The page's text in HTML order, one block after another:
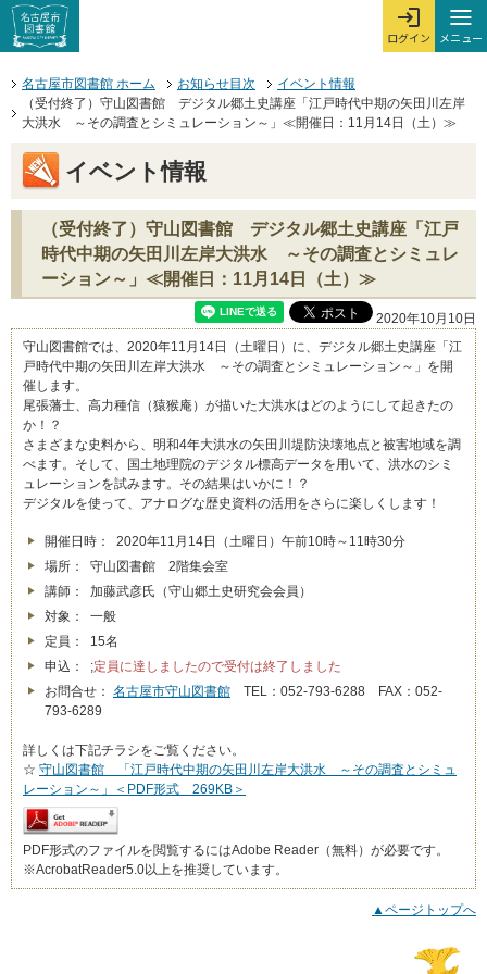
ページの先頭です。
本文へジャンプする。
ここからサイト内共通メニューです。
サイト内共通メニューをスキップする
ログイン
ログインを開
メニュー
メ
サイト内共通メニューここまで。
名古屋市図書館 ホーム
お知らせ目次
イベント情報
（受付終了）守山図書館 デジタル郷土史講座「江戸時代中期の矢田川左岸
大洪水 ～その調査とシミュレーション～」≪開催日：11月14日（土）≫
イベント情報
（受付終了）守山図書館 デジタル郷土史講座「江戸
時代中期の矢田川左岸大洪水 ～その調査とシミュレ
ーション～」≪開催日：11月14日（土）≫
2020年10月10日
守山図書館では、2020年11月14日（土曜日）に、デジタル郷土史講座「江
戸時代中期の矢田川左岸大洪水 ～その調査とシミュレーション～」を開
催します。
尾張藩士、高力種信（猿猴庵）が描いた大洪水はどのようにして起きたの
か！？
さまざまな史料から、明和4年大洪水の矢田川堤防決壊地点と被害地域を調
べます。そして、国土地理院のデジタル標高データを用いて、洪水のシミ
ュレーションを試みます。その結果はいかに！？
デジタルを使って、アナログな歴史資料の活用をさらに楽しくします！
開催日時： 2020年11月14日（土曜日）午前10時～11時30分
場所： 守山図書館 2階集会室
講師： 加藤武彦氏（守山郷土史研究会会員）
対象： 一般
定員： 15名
申込： ;定員に達しましたので受付は終了しました
お問合せ： 名古屋市守山図書館 TEL：052-793-6288 FAX：052-
793-6289
詳しくは下記チラシをご覧ください。
☆ 守山図書館 「江戸時代中期の矢田川左岸大洪水 ～その調査とシミュ
レーション～」＜PDF形式 269KB＞
PDF形式のファイルを閲覧するにはAdobe Reader（無料）が必要です。
※AcrobatReader5.0以上を推奨しています。
▲ページトップへ